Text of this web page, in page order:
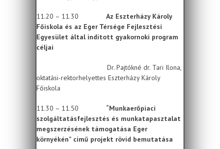
11.20 – 11.30 Az Eszterházy Károly
Főiskola és az Eger Térsége Fejlesztési
Egyesület által indított gyakornoki program
céljai
Dr. Pajtókné dr. Tari Ilona,
oktatási-rektorhelyettes Eszterházy Károly
Főiskola
11.30 – 11.50 “Munkaerőpiaci
szolgáltatásfejlesztés és munkatapasztalat
megszerzésének támogatása Eger
környékén” című projekt rövid bemutatása